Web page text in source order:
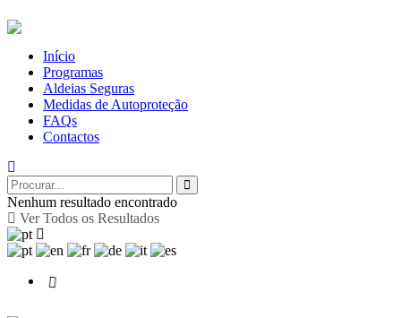
Início
Programas
Aldeias Seguras
Medidas de Autoproteção
FAQs
Contactos
Nenhum resultado encontrado
Ver Todos os Resultados